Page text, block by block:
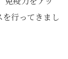
行ってきまし